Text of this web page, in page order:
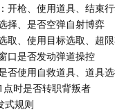
开枪、使用道具、结束
择、是否空弹自射博弈
取、使用目标选取、超
口是否发动弹道操控
否使用自救道具、道具
时是否转职背叛者
式规则